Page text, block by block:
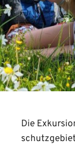
Die